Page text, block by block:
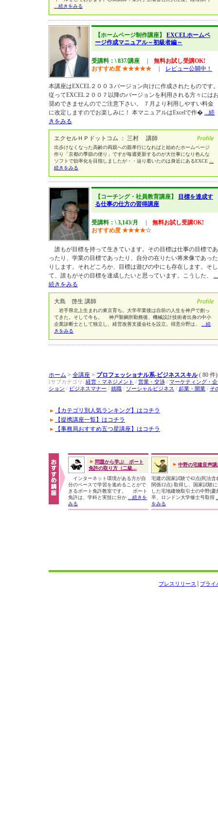
...続きをみる
【ホームページ制作講座】 EXCELホームペ
ージ作成マニュアル～初級者編～
受講料：\ 837/講座
無料お試し受講OK!
おすすめ度 ★★★★★ レビュー公開中！
本講座はEXCEL２００３バージョン向けに作成されたものです
従ってEXCEL２００７以降のバージョンを利用される方々には
奨めできませんのでご注意下さい。 ７月より利用しやすい料金
に改定しますのでお楽しみに！ 本マニュアルはExcelで作� ...続
きをみる
エクセルＨＰドットコム ： 三村 講師
出歩けなくなった高齢の両親への親孝行になればと始めたホームページ
作り「京都の季節の便り」ですが毎週更新するのが大仕事になり色んな
ソフトで効率化を目指しましたが・・辿り着いたのは身近にあるEXCE
続きをみる
【コーチング・社員教育講座】
目標を達成す
る仕事の仕方の習得講座
受講料：\ 3,143/月
無料お試し受講OK!
おすすめ度 ★★★★☆
誰もが目標を持って生きています。その目標は仕事の目標であ
ったり、学業の目標であったり、自分の在りたい将来像であった
りします。それどころか、目標は遊びの中にも存在します。そし
て、誰もがその目標を達成したいと思っています。こうした、 ...
続きをみる
大島 啓生 講師
岩手県北上生まれの東京育ち。大学卒業後は自前の人生を神戸で創っ
てきた。そして今も。 神戸製鋼所勤務後、機械設計技術者出身の中小
企業診断士として独立し、経営改善支援会社を設立。得意分野は、
...続
きをみる
ホーム > 全講座 > プロフェッショナル系-ビジネススキル( 80 件)
[サブカテゴリ: 経営・マネジメント / 営業・交渉 / マーケティング・
ション / ビジネスマナー / 就職 / ソーシャルビジネス / 起業・開業 / そ
【カテゴリ別人気ランキング】はコチラ
【提携講座一覧】はコチラ
【事務局おすすめ五つ星講座】はコチラ
問題から学ぶ ボート
免許の取り方（二級...
インターネット環境がある方が自
分のペースで学習を進めることがで
きるボート免許教室です。 ボート
免許は、学科と実技に分か
...続きを
みる
中野の宅建音声講
宅建の国家試験で42点(民法含
関係12点) 取得し、国家試験
した宅地建物取引士の中野(慶
卒、ロンドン大学修士号取得
をみる
プライ
プレスリリース